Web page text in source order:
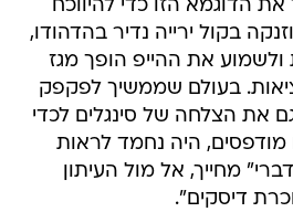
הדוגמא הזו כדי להיווכח
בקול ירייה נדיר בהדהודו,
את ההייפ הופך מגז
בעולם שממשיך לפקפק
את הצלחה של סינגלים לכדי
היה נחמד לראות
מחייך, אל מול העיתון
דיסקים".